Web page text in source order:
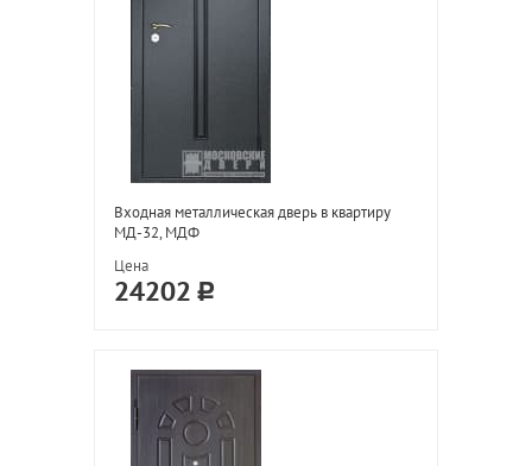
Входная металлическая дверь в квартиру
МД-32, МДФ
Цена
24202